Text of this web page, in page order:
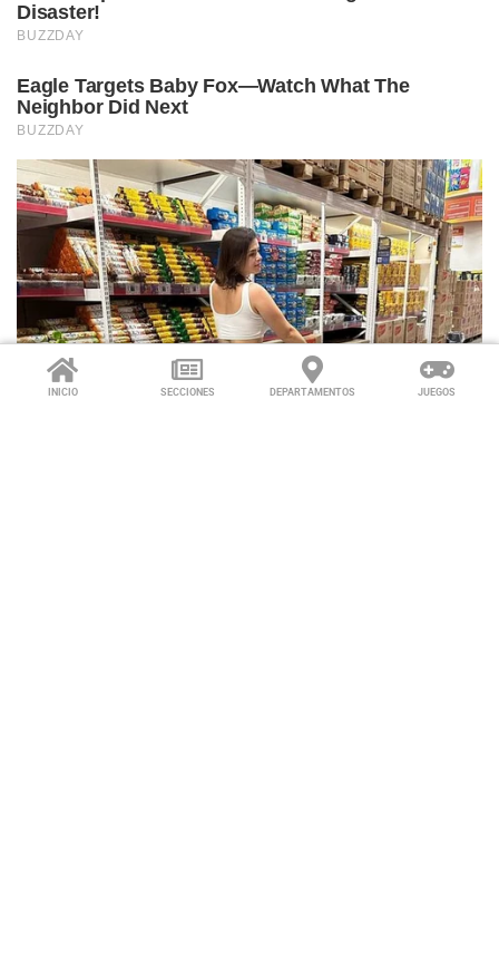
INICIO SECCIONES DEPARTAMENTOS JUEGOS